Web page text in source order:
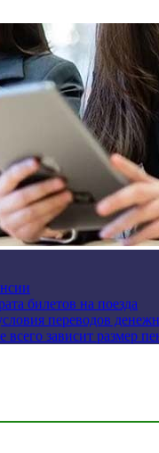
билетов на поезда
переводов
зависит размер